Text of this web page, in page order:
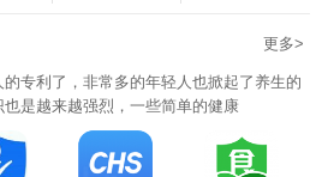
更多>
专利了，非常多的年轻人也掀起了养生的
是越来越强烈，一些简单的健康